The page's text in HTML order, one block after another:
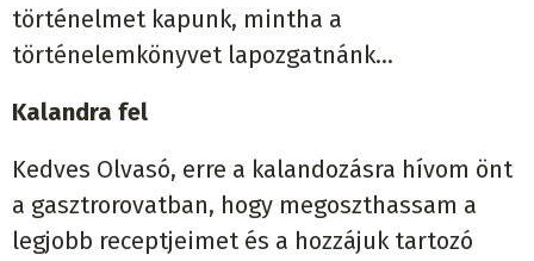
történelmet kapunk, mintha a
történelemkönyvet lapozgatnánk…
Kalandra fel
Kedves Olvasó, erre a kalandozásra hívom önt
a gasztrorovatban, hogy megoszthassam a
legjobb receptjeimet és a hozzájuk tartozó